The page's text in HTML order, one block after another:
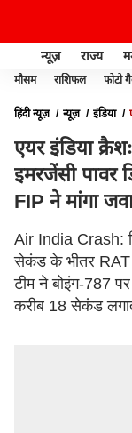
न्यूज़ राज्य
मौसम राशिफल फोटो
हिंदी न्यूज़ न्यूज़ इंडिया
एयर इंडिया
इमरजेंसी पावर
FIP ने मांगा
Air India Crash:
सेकंड के भीतर RAT
टीम ने बोइंग-787
करीब 18 सेकंड